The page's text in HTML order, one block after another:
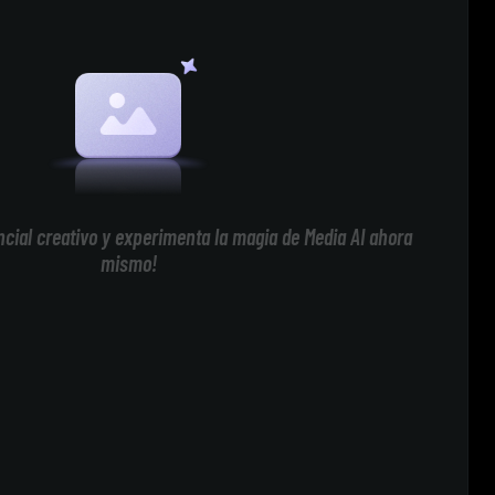
creativo y experimenta la magia de Media AI ahora
mismo!